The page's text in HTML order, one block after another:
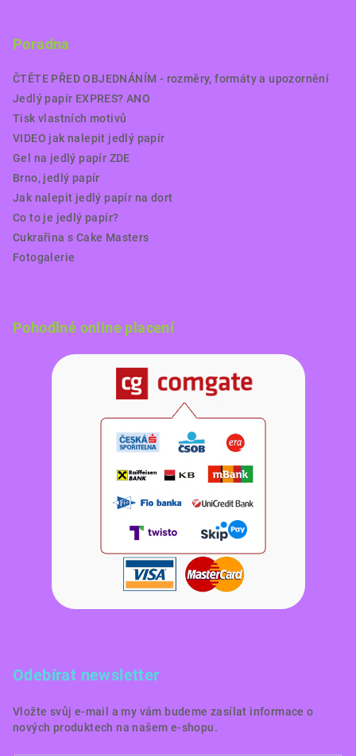
Poradna
ČTĚTE PŘED OBJEDNÁNÍM - rozměry, formáty a upozornění
Jedlý papír EXPRES? ANO
Tisk vlastních motivů
VIDEO jak nalepit jedlý papír
Gel na jedlý papír ZDE
Brno, jedlý papír
Jak nalepit jedlý papír na dort
Co to je jedlý papír?
Cukrařina s Cake Masters
Fotogalerie
Pohodlné online placení
Odebírat newsletter
Vložte svůj e-mail a my vám budeme zasílat informace o
nových produktech na našem e-shopu.